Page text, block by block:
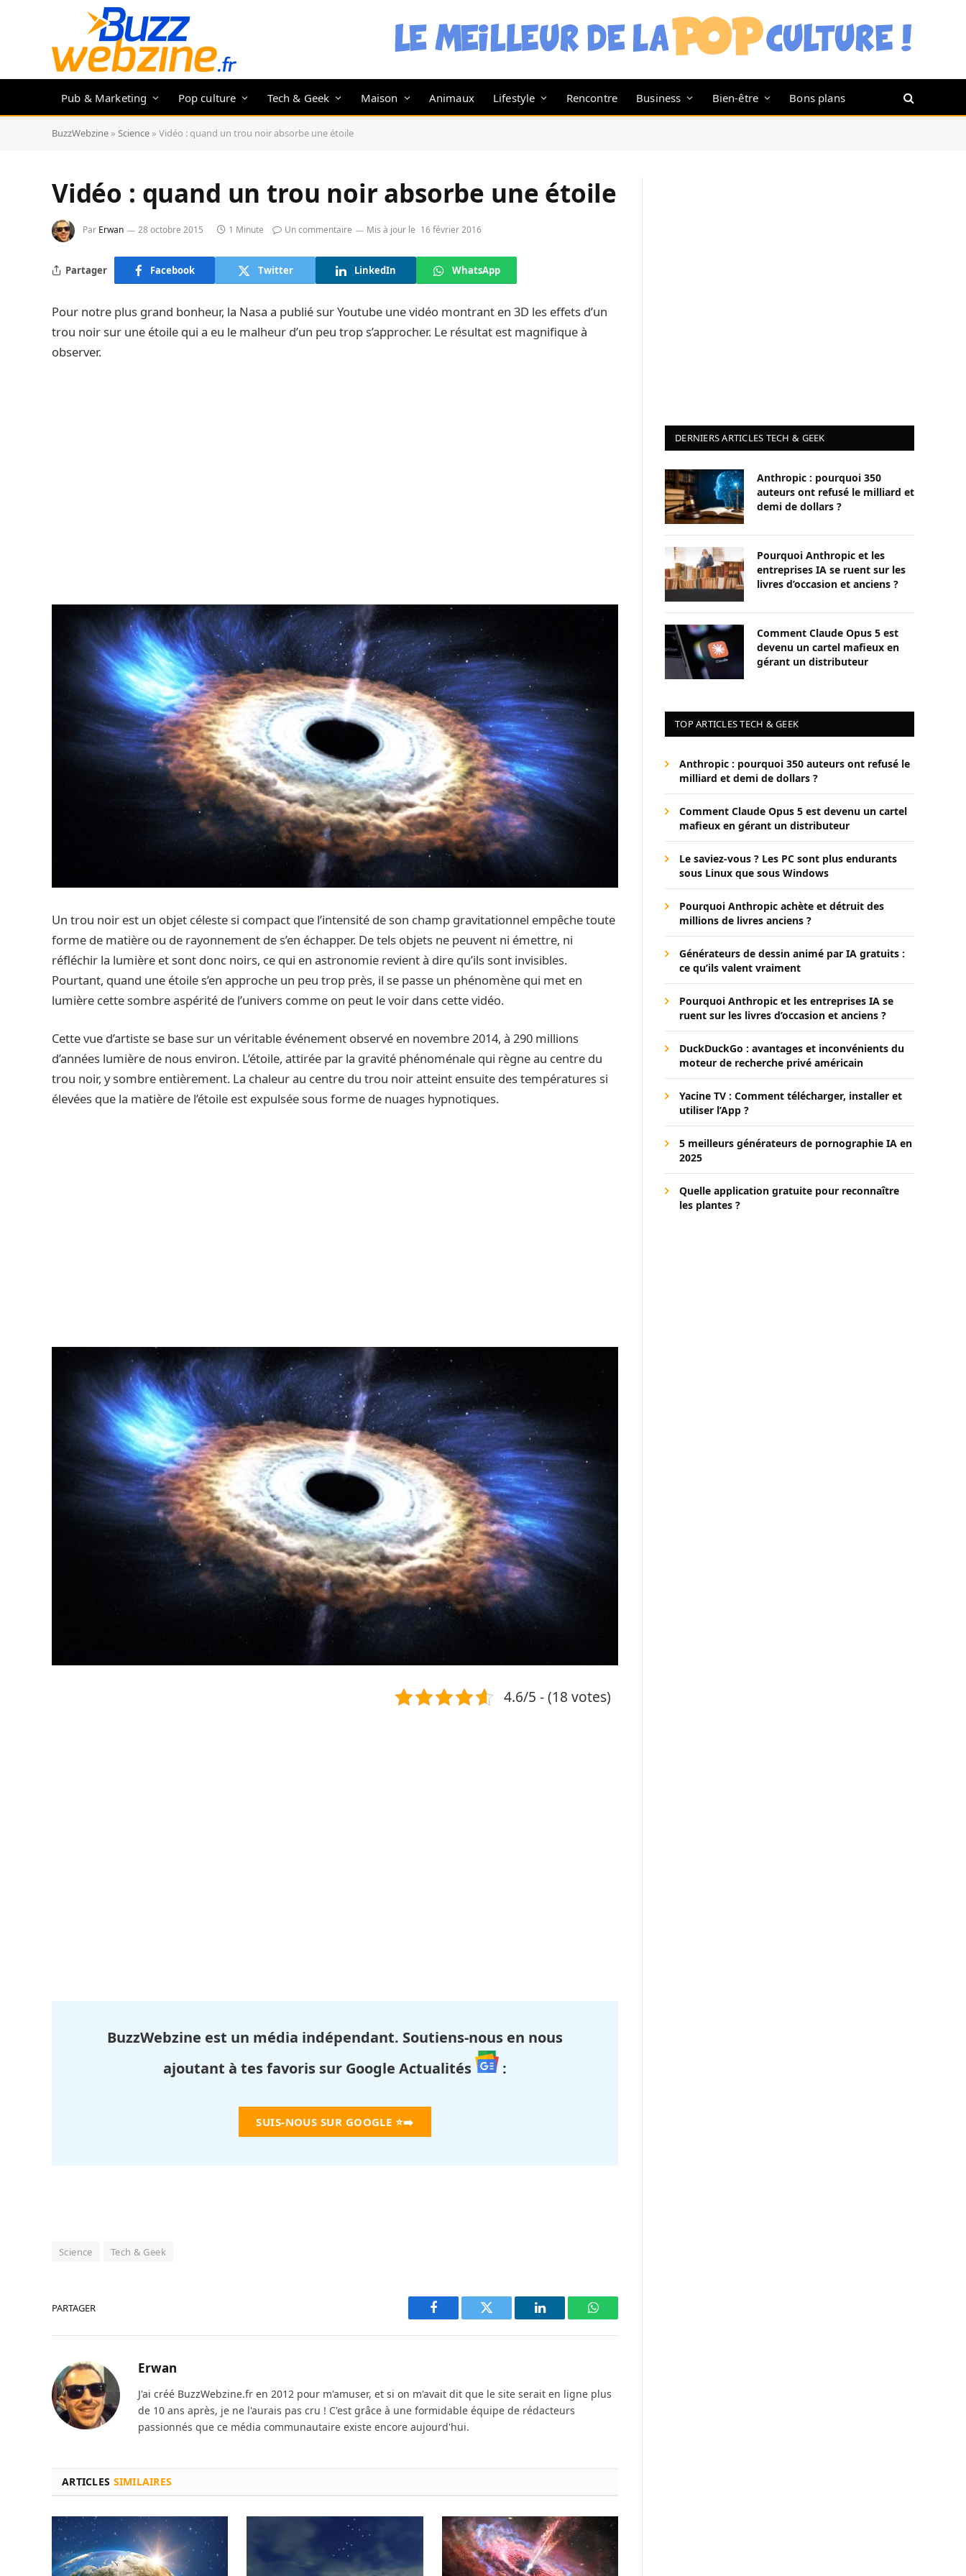
Pub & Marketing Pop culture Tech & Geek Maison Animaux Lifestyle Rencontre Business Bien-être Bons plans
BuzzWebzine » Science » Vidéo : quand un trou noir absorbe une étoile
Vidéo : quand un trou noir absorbe une étoile
Par Erwan 28 octobre 2015 1 Minute Un commentaire Mis à jour le 16 février 2016
Partager Facebook Twitter LinkedIn WhatsApp
Pour notre plus grand bonheur, la Nasa a publié sur Youtube une vidéo montrant en 3D les effets d’un
trou noir sur une étoile qui a eu le malheur d’un peu trop s’approcher. Le résultat est magnifique à
observer.
Un trou noir est un objet céleste si compact que l’intensité de son champ gravitationnel empêche toute
forme de matière ou de rayonnement de s’en échapper. De tels objets ne peuvent ni émettre, ni
réfléchir la lumière et sont donc noirs, ce qui en astronomie revient à dire qu’ils sont invisibles.
Pourtant, quand une étoile s’en approche un peu trop près, il se passe un phénomène qui met en
lumière cette sombre aspérité de l’univers comme on peut le voir dans cette vidéo.
Cette vue d’artiste se base sur un véritable événement observé en novembre 2014, à 290 millions
d’années lumière de nous environ. L’étoile, attirée par la gravité phénoménale qui règne au centre du
trou noir, y sombre entièrement. La chaleur au centre du trou noir atteint ensuite des températures si
élevées que la matière de l’étoile est expulsée sous forme de nuages hypnotiques.
4.6/5 - (18 votes)
BuzzWebzine est un média indépendant. Soutiens-nous en nous
ajoutant à tes favoris sur Google Actualités
:
SUIS-NOUS SUR GOOGLE ⭐➡️
Science Tech & Geek
PARTAGER
Facebook Twitter LinkedIn WhatsApp
Erwan
J'ai créé BuzzWebzine.fr en 2012 pour m'amuser, et si on m'avait dit que le site serait en ligne plus
de 10 ans après, je ne l'aurais pas cru ! C'est grâce à une formidable équipe de rédacteurs
passionnés que ce média communautaire existe encore aujourd'hui.
ARTICLES SIMILAIRES
DERNIERS ARTICLES TECH & GEEK
Anthropic : pourquoi 350
auteurs ont refusé le milliard et
demi de dollars ?
Pourquoi Anthropic et les
entreprises IA se ruent sur les
livres d’occasion et anciens ?
Comment Claude Opus 5 est
devenu un cartel mafieux en
gérant un distributeur
TOP ARTICLES TECH & GEEK
Anthropic : pourquoi 350 auteurs ont refusé le
milliard et demi de dollars ?
Comment Claude Opus 5 est devenu un cartel
mafieux en gérant un distributeur
Le saviez-vous ? Les PC sont plus endurants
sous Linux que sous Windows
Pourquoi Anthropic achète et détruit des
millions de livres anciens ?
Générateurs de dessin animé par IA gratuits :
ce qu’ils valent vraiment
Pourquoi Anthropic et les entreprises IA se
ruent sur les livres d’occasion et anciens ?
DuckDuckGo : avantages et inconvénients du
moteur de recherche privé américain
Yacine TV : Comment télécharger, installer et
utiliser l’App ?
5 meilleurs générateurs de pornographie IA en
2025
Quelle application gratuite pour reconnaître
les plantes ?